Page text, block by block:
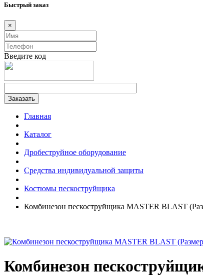
Быстрый заказ
×
Введите код
Главная
Каталог
Дробеструйное оборудование
Средства индивидуальной защиты
Костюмы пескоструйщика
Комбинезон пескоструйщика MASTER BLAST
Комбинезон